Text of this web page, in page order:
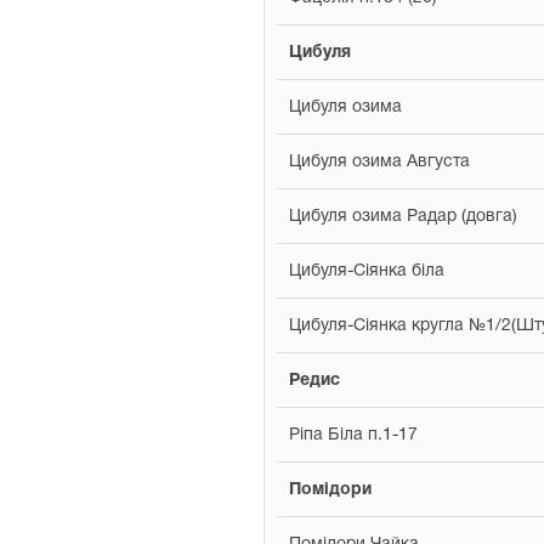
Цибуля
Цибуля озима
Цибуля озима Августа
Цибуля озима Радар (довга)
Цибуля-Сіянка біла
Цибуля-Сіянка кругла №1/
Редис
Ріпа Біла п.1-17
Помідори